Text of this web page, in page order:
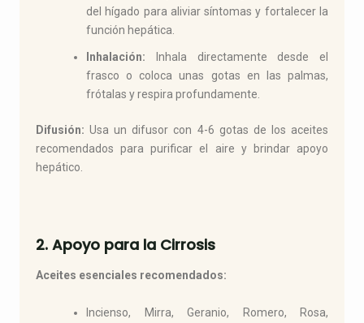
del hígado para aliviar síntomas y fortalecer la
función hepática.
Inhalación: Inhala directamente desde el
frasco o coloca unas gotas en las palmas,
frótalas y respira profundamente.
Difusión: Usa un difusor con 4-6 gotas de los aceites
recomendados para purificar el aire y brindar apoyo
hepático.
2. Apoyo para la Cirrosis
Aceites esenciales recomendados:
Incienso, Mirra, Geranio, Romero, Rosa,